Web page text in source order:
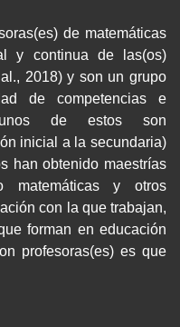
de matemáticas
y continua de las(os)
2018) y son un grupo
de competencias e
de estos son
inicial a la secundaria)
han obtenido maestrías
matemáticas y otros
con la que trabajan,
forman en educación
profesoras(es) es que